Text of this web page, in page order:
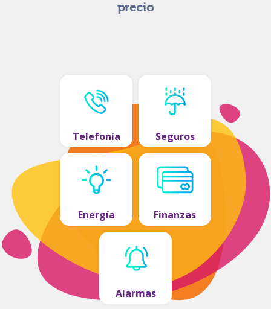
precio
Telefonía Seguros
Energía Finanzas
Alarmas